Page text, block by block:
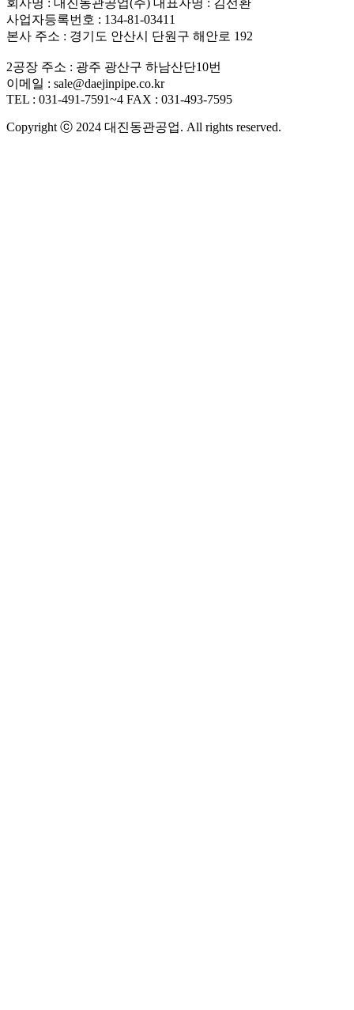
사업자등록번호 : 134-81-03411
본사 주소 : 경기도 안산시 단원구 해안로 192
2공장 주소 : 광주 광산구 하남산단10번
이메일 : sale@daejinpipe.co.kr
TEL : 031-491-7591~4 FAX : 031-493-7595
Copyright ⓒ 2024 대진동관공업. All rights reserved.